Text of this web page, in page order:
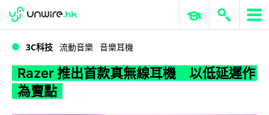
WWDC 2026 ERP 與商業 AI
3C科技 流動音樂 音樂耳機
Razer 推出首款真無線耳機 以低延遲作
為賣點